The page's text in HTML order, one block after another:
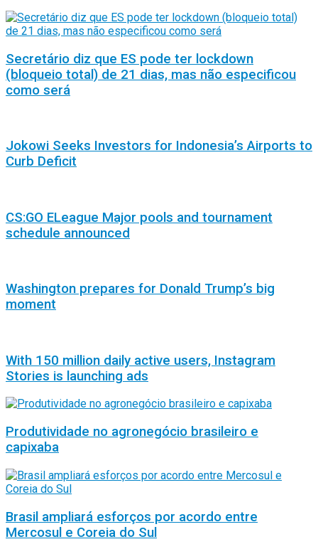
Secretário diz que ES pode ter lockdown
(bloqueio total) de 21 dias, mas não especificou
como será
Jokowi Seeks Investors for Indonesia’s Airports to
Curb Deficit
CS:GO ELeague Major pools and tournament
schedule announced
Washington prepares for Donald Trump’s big
moment
With 150 million daily active users, Instagram
Stories is launching ads
Produtividade no agronegócio brasileiro e
capixaba
Brasil ampliará esforços por acordo entre
Mercosul e Coreia do Sul